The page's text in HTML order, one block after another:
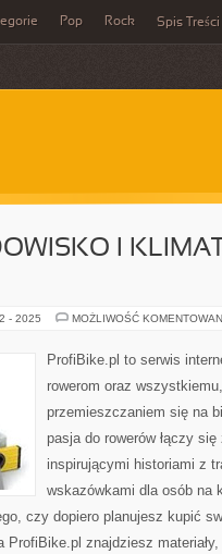
Pop Rock Spis Treści
I
- 2025 MOŻLIWOŚĆ
ProfiBike.pl to serwis
rowerom oraz
przemieszczaniem się na
pasja do rowerów łączy
inspirującymi historiami z
wskazówkami dla osób na
czy dopiero planujesz kupić
ProfiBike.pl znajdziesz